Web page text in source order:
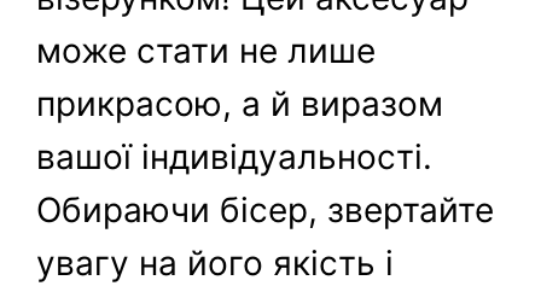
може стати не лише
прикрасою, а й виразом
вашої індивідуальності.
Обираючи бісер, звертайте
увагу на його якість і